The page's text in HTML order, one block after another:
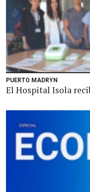
PUERTO MADRYN
El Hospital Isola